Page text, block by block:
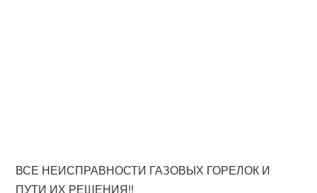
ВСЕ НЕИСПРАВНОСТИ ГАЗОВЫХ ГОРЕЛОК И
ПУТИ ИХ РЕШЕНИЯ!!